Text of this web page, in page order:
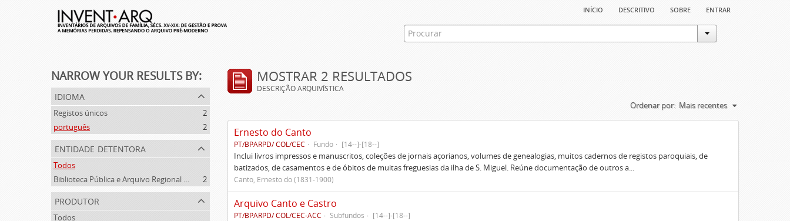
início descritivo sobre entrar
NARROW YOUR RESULTS BY:
idioma
Registos únicos
2
português
2
entidade detentora
Todos
Biblioteca Pública e Arquivo Regional de Ponta Delgada
2
produtor
Todos
MOSTRAR 2 RESULTADOS
DESCRIÇÃO ARQUIVÍSTICA
Ordenar por: Mais recentes
Ernesto do Canto
PT/BPARPD/ COL/CEC Fundo [14--]-[18--]
Inclui livros impressos e manuscritos, coleções de jornais açorianos, volumes de genealogias, muitos cadernos de registos paroquiais, de
batizados, de casamentos e de óbitos de muitas freguesias da ilha de S. Miguel. Reúne documentação de outros a...
Canto, Ernesto do (1831-1900)
Arquivo Canto e Castro
PT/BPARPD/ COL/CEC-ACC Subfundos [14--]-[18--]